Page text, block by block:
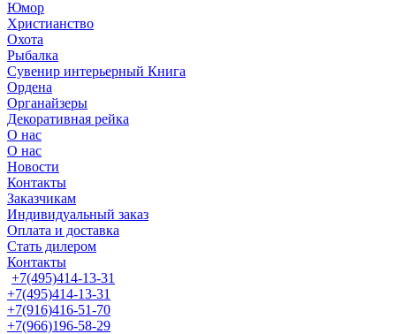
Юмор
Христианство
Охота
Рыбалка
Сувенир интерьерный Книга
Ордена
Органайзеры
Декоративная рейка
О нас
О нас
Новости
Контакты
Заказчикам
Индивидуальный заказ
Оплата и доставка
Стать дилером
Контакты
+7(495)414-13-31
+7(495)414-13-31
+7(916)416-51-70
+7(966)196-58-29